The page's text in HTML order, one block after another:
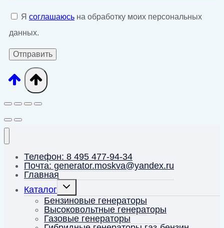
Я соглашаюсь на обработку моих персональных
данных.
Телефон: 8 495 477-94-34
Почта: generator.moskva@yandex.ru
Главная
Каталог
Переключить
дочернее
меню
Бензиновые генераторы
Высоковольтные генераторы
Газовые генераторы